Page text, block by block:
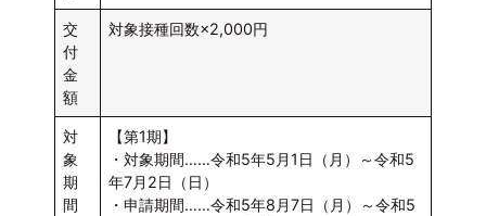
交
付
金
額
対象接種回数×2,000円
対
象
期
間
【第1期】
・対象期間……令和5年5月1日（月）～令和5
年7月2日（日）
・申請期間……令和5年8月7日（月）～令和5